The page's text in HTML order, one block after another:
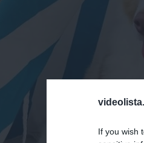
If you wish